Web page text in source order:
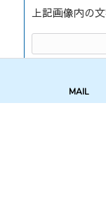
上記画像内の
MAIL